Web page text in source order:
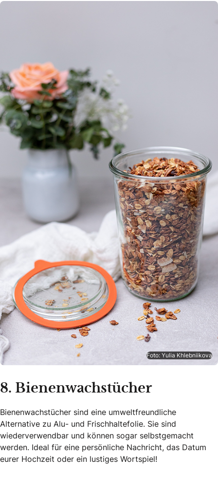
Foto: Yulia Khlebniikova
8. Bienenwachstücher
Bienenwachstücher sind eine umweltfreundliche
Alternative zu Alu- und Frischhaltefolie. Sie sind
wiederverwendbar und können sogar selbstgemacht
werden. Ideal für eine persönliche Nachricht, das Datum
eurer Hochzeit oder ein lustiges Wortspiel!